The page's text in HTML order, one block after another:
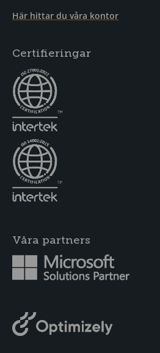
Här hittar du våra kontor
Certifieringar
Våra partners